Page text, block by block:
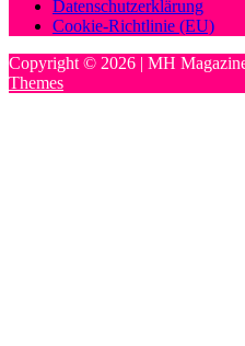
Datenschutzerklärung
Cookie-Richtlinie (EU)
Copyright © 2026 | MH
Themes